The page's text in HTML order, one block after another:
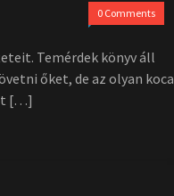
0 Comments
Temérdek könyv áll
őket, de az olyan koca
[…]